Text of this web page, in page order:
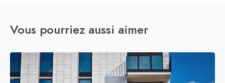
Vous pourriez aussi aimer